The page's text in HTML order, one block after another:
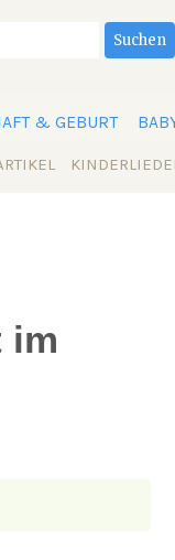
& GEBURT
Suchen
im